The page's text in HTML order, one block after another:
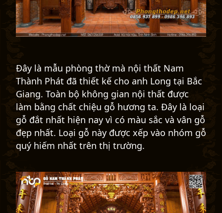
Đây là mẫu phòng thờ mà nội thất Nam
Thành Phát đã thiết kế cho anh Long tại Bắc
Giang. Toàn bộ không gian nội thất được
làm bằng chất chiệu gỗ hương ta. Đây là loại
gỗ đắt nhất hiện nay vì có màu sắc và vân gỗ
đẹp nhất. Loại gỗ này được xếp vào nhóm gỗ
quý hiếm nhất trên thị trường.